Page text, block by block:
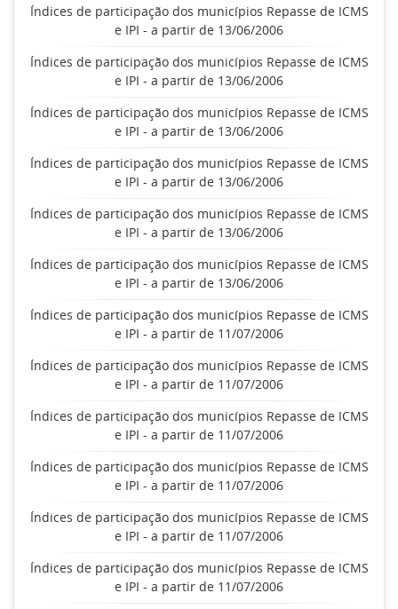
Índices de participação dos municípios Repasse de ICMS
e IPI - a partir de 13/06/2006
Índices de participação dos municípios Repasse de ICMS
e IPI - a partir de 13/06/2006
Índices de participação dos municípios Repasse de ICMS
e IPI - a partir de 13/06/2006
Índices de participação dos municípios Repasse de ICMS
e IPI - a partir de 13/06/2006
Índices de participação dos municípios Repasse de ICMS
e IPI - a partir de 13/06/2006
Índices de participação dos municípios Repasse de ICMS
e IPI - a partir de 13/06/2006
Índices de participação dos municípios Repasse de ICMS
e IPI - a partir de 11/07/2006
Índices de participação dos municípios Repasse de ICMS
e IPI - a partir de 11/07/2006
Índices de participação dos municípios Repasse de ICMS
e IPI - a partir de 11/07/2006
Índices de participação dos municípios Repasse de ICMS
e IPI - a partir de 11/07/2006
Índices de participação dos municípios Repasse de ICMS
e IPI - a partir de 11/07/2006
Índices de participação dos municípios Repasse de ICMS
e IPI - a partir de 11/07/2006